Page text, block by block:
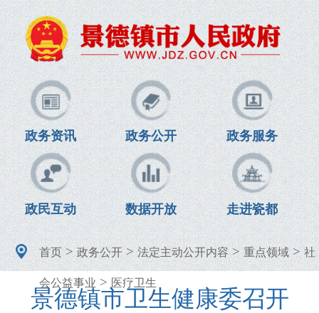
政务资讯 政务公开 政务服务
政民互动 数据开放 走进瓷都
首页>政务公开>法定主动公开内容>重点领域>社
会公益事业 > 医疗卫生
景德镇市卫生健康委召开